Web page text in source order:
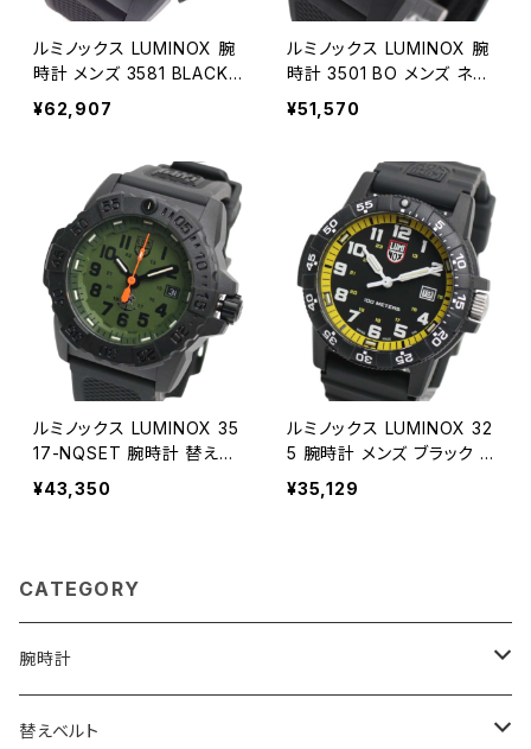
ルミノックス LUMINOX 腕
時計 メンズ 3581 BLACKO
UT Navy SEALs クォーツ
ブラック
¥62,907
ルミノックス LUMINOX 腕
時計 3501 BO メンズ ネイ
ビーシールズ NAVY SEAL
クォーツ ブラック
¥51,570
ルミノックス LUMINOX 35
17-NQSET 腕時計 替えベ
ルト付き メンズ グリーン ク
オーツ アナログ
¥43,350
ルミノックス LUMINOX 32
5 腕時計 メンズ ブラック ク
オーツ アナログ
¥35,129
CATEGORY
腕時計
ELGIN
替えベルト